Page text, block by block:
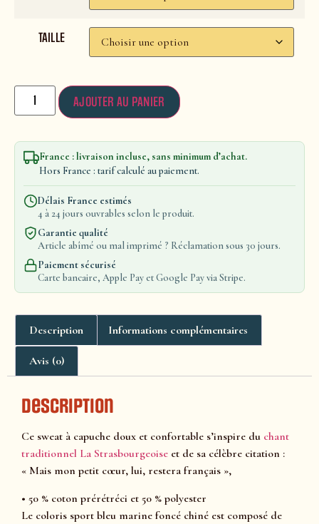
TAILLE
AJOUTER AU PANIER
France : livraison incluse, sans minimum d’achat.
Hors France : tarif calculé au paiement.
Délais France estimés
4 à 24 jours ouvrables selon le produit.
Garantie qualité
Article abîmé ou mal imprimé ? Réclamation sous 30 jours.
Paiement sécurisé
Carte bancaire, Apple Pay et Google Pay via Stripe.
Description Informations complémentaires
Avis (0)
Description
Ce sweat à capuche doux et confortable s’inspire du chant
traditionnel La Strasbourgeoise et de sa célèbre citation :
« Mais mon petit cœur, lui, restera français »,
• 50 % coton prérétréci et 50 % polyester
Le coloris sport bleu marine foncé chiné est composé de